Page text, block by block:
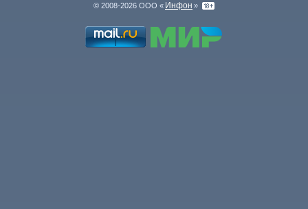
© 2008-2026 ООО « Инфон »